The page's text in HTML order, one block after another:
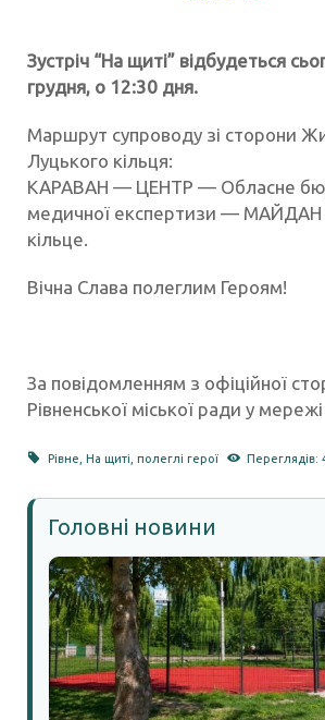
Зустріч “На щиті” відбудеться
грудня, о 12:30 дня.
Маршрут супроводу зі сторони
Луцького кільця:
КАРАВАН — ЦЕНТР — Обласне
медичної експертизи —
кільце.
Вічна Слава полеглим Героям!
За повідомленням з офіційної
Рівненської міської ради у
Рівне ,На щиті ,полеглі герої Переглядів:
Головні новини